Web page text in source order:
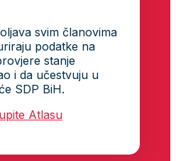
svim članovima
podatke na
stanje
i da učestvuju u
SDP BiH.
Atlasu